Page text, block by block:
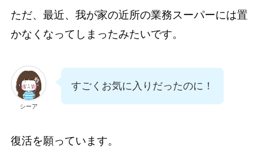
ただ、最近、我が家の近所の業務スーパーには置
かなくなってしまったみたいです。
シーア
すごくお気に入りだったのに！
復活を願っています。